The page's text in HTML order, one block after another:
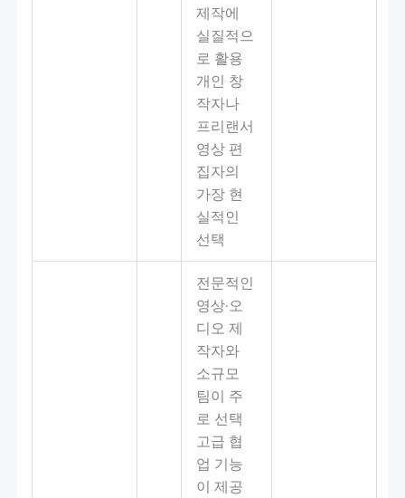
제작에
실질적으
로 활용
개인 창
작자나
프리랜서
영상 편
집자의
가장 현
실적인
선택
전문적인
영상·오
디오 제
작자와
소규모
팀이 주
로 선택
고급 협
업 기능
이 제공